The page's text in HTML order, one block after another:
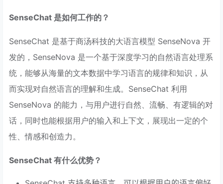
SenseChat 是如何工作的？
SenseChat 是基于商汤科技的大语言模型 SenseNova 开
发的，SenseNova 是一个基于深度学习的自然语言处理系
统，能够从海量的文本数据中学习语言的规律和知识，从
而实现对自然语言的理解和生成。SenseChat 利用
SenseNova 的能力，与用户进行自然、流畅、有逻辑的对
话，同时也能根据用户的输入和上下文，展现出一定的个
性、情感和创造力。
SenseChat 有什么优势？